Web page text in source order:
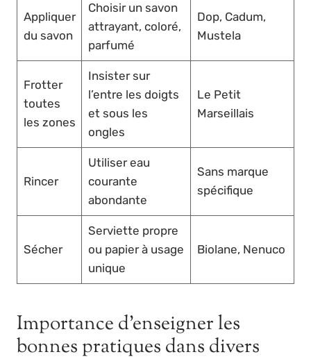
Appliquer
du savon
Choisir un savon
attrayant, coloré,
parfumé
Dop, Cadum,
Mustela
Frotter
toutes
les zones
Insister sur
l’entre les doigts
et sous les
ongles
Le Petit
Marseillais
Rincer
Utiliser eau
courante
abondante
Sans marque
spécifique
Sécher
Serviette propre
ou papier à usage
unique
Biolane, Nenuco
Importance d’enseigner les
bonnes pratiques dans divers